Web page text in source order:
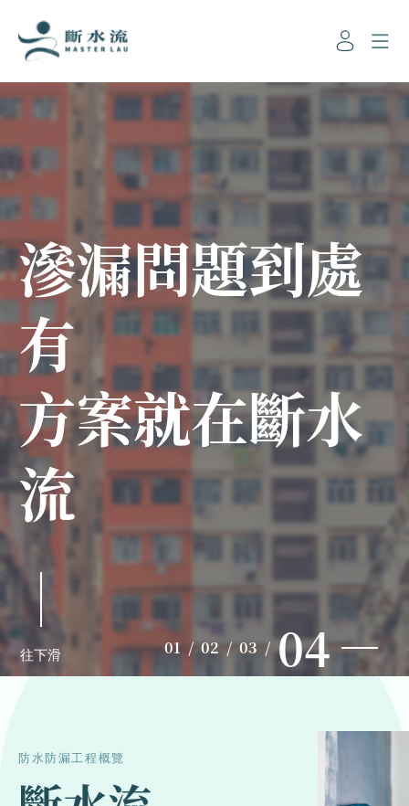
滲漏問題到處
有
方案就在斷水
流
滲漏問題到處
有
方案就在斷水
流
滲漏問題到處
有
方案就在斷水
流
滲漏問題到處
有
方案就在斷水
流
01 02 03 / 04
往下滑
防水防漏工程概覽